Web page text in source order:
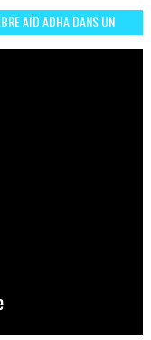
AÏD ADHA DANS UN